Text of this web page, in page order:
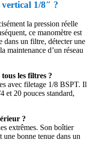
vertical 1/8″ ?
la pression réelle
ce manomètre est
dans un filtre, détecter une
maintenance d’un réseau
les filtres ?
avec filetage 1/8 BSPT. Il
et 20 pouces standard,
?
extrêmes. Son boîtier
une bonne tenue dans un